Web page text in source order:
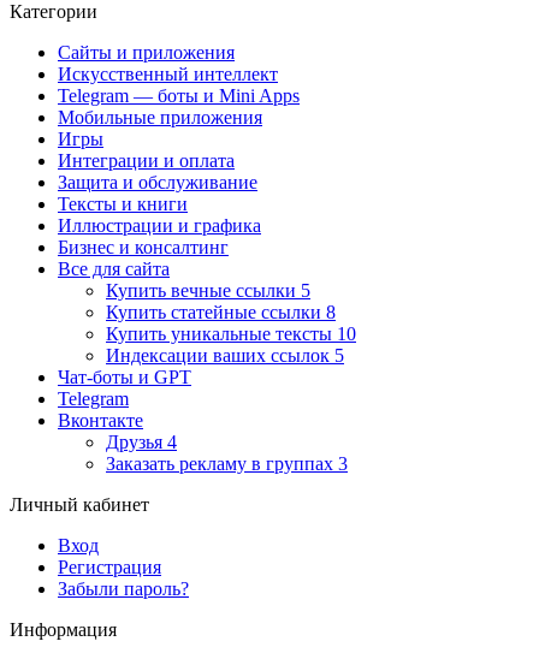
Категории
Сайты и приложения
Искусственный интеллект
Telegram — боты и Mini Apps
Мобильные приложения
Игры
Интеграции и оплата
Защита и обслуживание
Тексты и книги
Иллюстрации и графика
Бизнес и консалтинг
Все для сайта
Купить вечные ссылки 5
Купить статейные ссылки 8
Купить уникальные тексты 10
Индексации ваших ссылок 5
Чат-боты и GPT
Telegram
Вконтакте
Друзья 4
Заказать рекламу в группах 3
Личный кабинет
Вход
Регистрация
Забыли пароль?
Информация